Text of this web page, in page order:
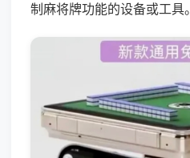
制麻将牌功能的设备或工具。